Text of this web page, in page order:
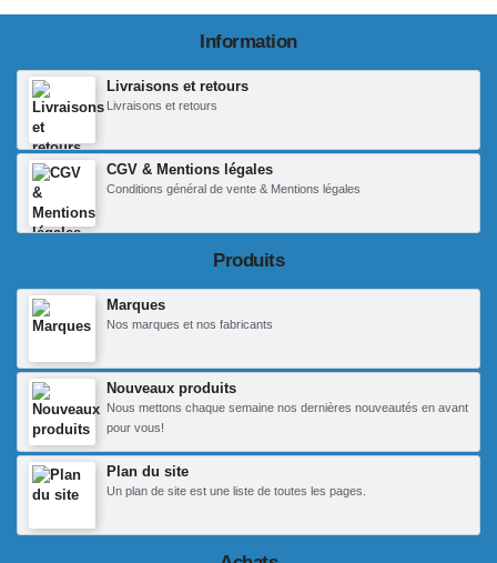
Information
Livraisons et retours
Livraisons et retours
CGV & Mentions légales
Conditions général de vente & Mentions légales
Produits
Marques
Nos marques et nos fabricants
Nouveaux produits
Nous mettons chaque semaine nos dernières nouveautés en avant
pour vous!
Plan du site
Un plan de site est une liste de toutes les pages.